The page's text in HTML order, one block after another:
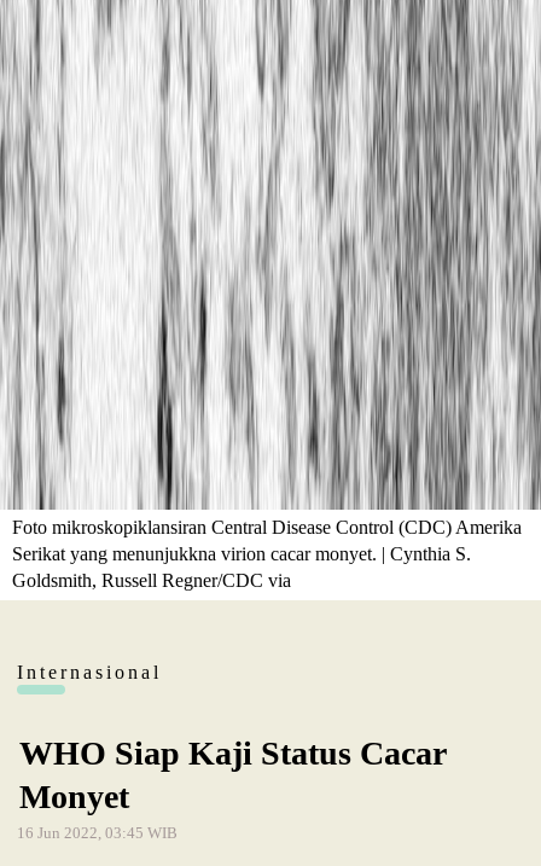
Foto mikroskopiklansiran Central Disease Control (CDC) Amerika
Serikat yang menunjukkna virion cacar monyet. | Cynthia S.
Goldsmith, Russell Regner/CDC via
Internasional
WHO Siap Kaji Status Cacar
Monyet
16 Jun 2022, 03:45 WIB